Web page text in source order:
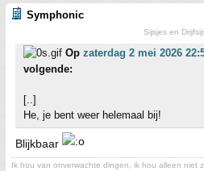
Symphonic
Sijsjes en
Op zaterdag 2 mei 2026
volgende:
[..]
He, je bent weer helemaal bij!
Blijkbaar
Ik hou van onverwachte dingen, ik hou alleen niet